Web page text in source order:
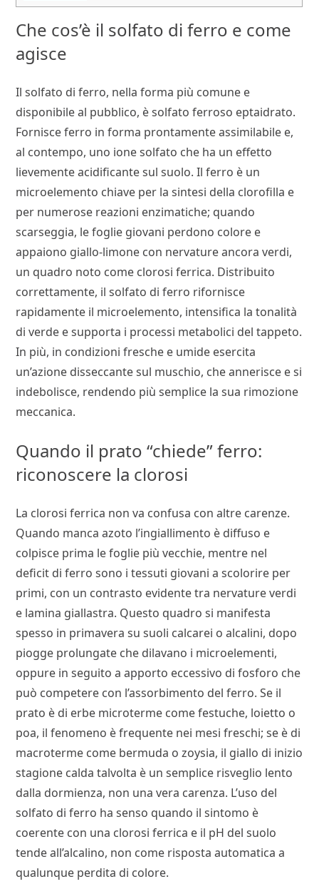
Che cos’è il solfato di ferro e come
agisce
Il solfato di ferro, nella forma più comune e
disponibile al pubblico, è solfato ferroso eptaidrato.
Fornisce ferro in forma prontamente assimilabile e,
al contempo, uno ione solfato che ha un effetto
lievemente acidificante sul suolo. Il ferro è un
microelemento chiave per la sintesi della clorofilla e
per numerose reazioni enzimatiche; quando
scarseggia, le foglie giovani perdono colore e
appaiono giallo-limone con nervature ancora verdi,
un quadro noto come clorosi ferrica. Distribuito
correttamente, il solfato di ferro rifornisce
rapidamente il microelemento, intensifica la tonalità
di verde e supporta i processi metabolici del tappeto.
In più, in condizioni fresche e umide esercita
un’azione disseccante sul muschio, che annerisce e si
indebolisce, rendendo più semplice la sua rimozione
meccanica.
Quando il prato “chiede” ferro:
riconoscere la clorosi
La clorosi ferrica non va confusa con altre carenze.
Quando manca azoto l’ingiallimento è diffuso e
colpisce prima le foglie più vecchie, mentre nel
deficit di ferro sono i tessuti giovani a scolorire per
primi, con un contrasto evidente tra nervature verdi
e lamina giallastra. Questo quadro si manifesta
spesso in primavera su suoli calcarei o alcalini, dopo
piogge prolungate che dilavano i microelementi,
oppure in seguito a apporto eccessivo di fosforo che
può competere con l’assorbimento del ferro. Se il
prato è di erbe microterme come festuche, loietto o
poa, il fenomeno è frequente nei mesi freschi; se è di
macroterme come bermuda o zoysia, il giallo di inizio
stagione calda talvolta è un semplice risveglio lento
dalla dormienza, non una vera carenza. L’uso del
solfato di ferro ha senso quando il sintomo è
coerente con una clorosi ferrica e il pH del suolo
tende all’alcalino, non come risposta automatica a
qualunque perdita di colore.